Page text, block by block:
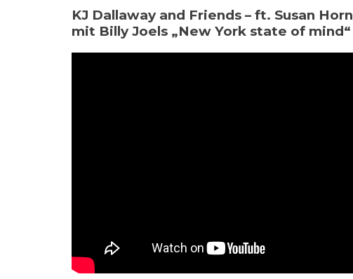
KJ Dallaway and Friends – ft. Susan Horn
mit Billy Joels „New York state of mind“